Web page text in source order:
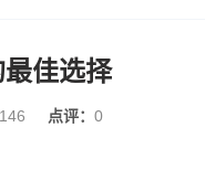
佳选择
点评： 0